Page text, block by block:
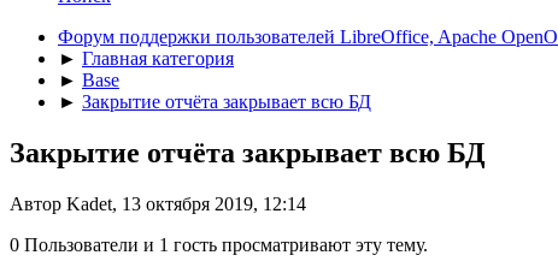
Форум поддержки пользователей LibreOffice, Apache
► Главная категория
► Base
► Закрытие отчёта закрывает всю БД
Закрытие отчёта закрывает всю БД
Автор Kadet, 13 октября 2019, 12:14
0 Пользователи и 1 гость просматривают эту тему.